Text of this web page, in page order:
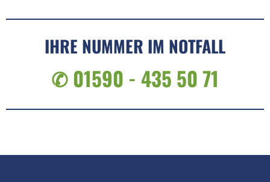
IHRE NUMMER IM NOTFALL
✆ 01590 - 435 50 71